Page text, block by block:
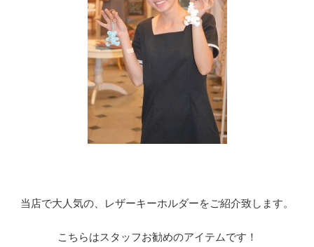
当店で大人気の、レザーキーホルダーをご紹介致します。
こちらはスタッフお勧めのアイテムです！